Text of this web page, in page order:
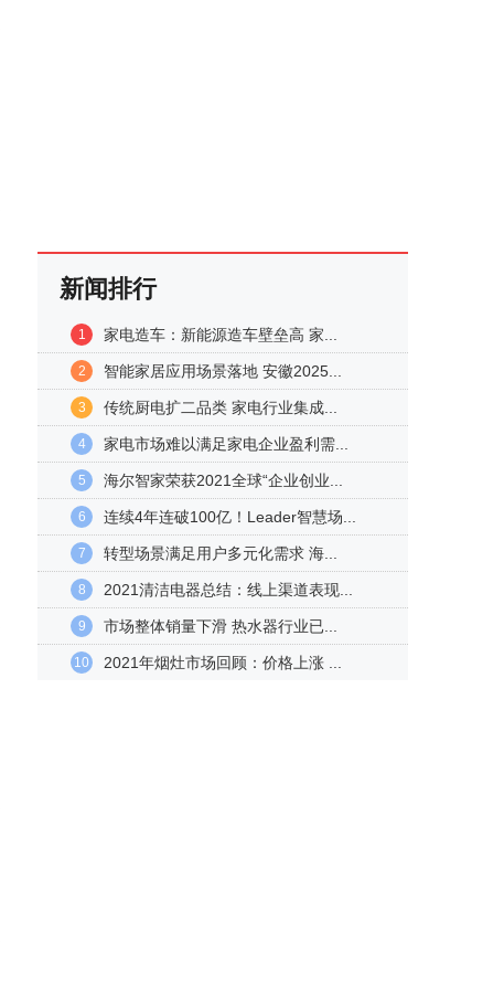
新闻排行
1 家电造车：新能源造车壁垒高 家...
2 智能家居应用场景落地 安徽2025...
3 传统厨电扩二品类 家电行业集成...
4 家电市场难以满足家电企业盈利需...
5 海尔智家荣获2021全球“企业创业...
6 连续4年连破100亿！Leader智慧场...
7 转型场景满足用户多元化需求 海...
8 2021清洁电器总结：线上渠道表现...
9 市场整体销量下滑 热水器行业已...
10 2021年烟灶市场回顾：价格上涨 ...